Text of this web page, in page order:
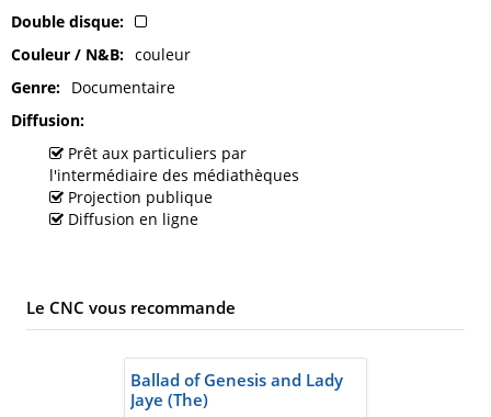
Double disque
Couleur / N&B
couleur
Genre
Documentaire
Diffusion
Prêt aux particuliers par
l'intermédiaire des médiathèques
Projection publique
Diffusion en ligne
Le CNC vous recommande
Ballad of Genesis and Lady
Jaye (The)